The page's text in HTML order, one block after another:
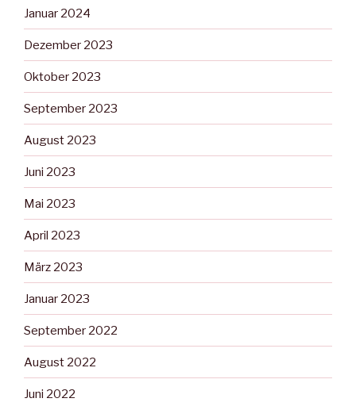
Januar 2024
Dezember 2023
Oktober 2023
September 2023
August 2023
Juni 2023
Mai 2023
April 2023
März 2023
Januar 2023
September 2022
August 2022
Juni 2022